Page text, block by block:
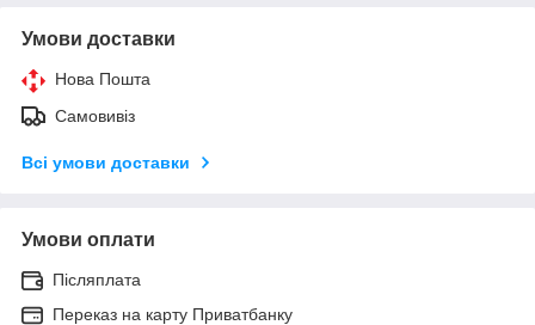
Умови доставки
Нова Пошта
Самовивіз
Всі умови доставки
Умови оплати
Післяплата
Переказ на карту Приватбанку